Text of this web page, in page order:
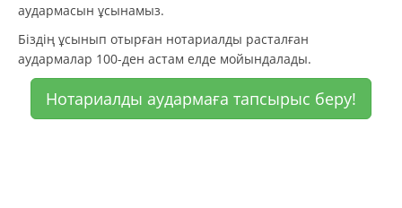
аудармасын ұсынамыз.
Біздің ұсынып отырған нотариалды расталған
аудармалар 100-ден астам елде мойындалады.
Нотариалды аудармаға тапсырыс беру!